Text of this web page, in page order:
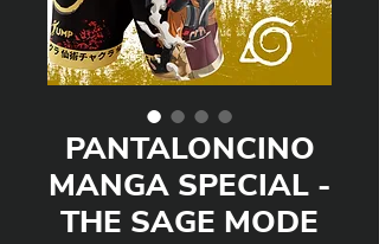
PANTALONCINO
MANGA SPECIAL -
THE SAGE MODE